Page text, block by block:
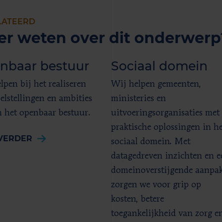
weten over dit
bestuur
bij het realiseren
en ambities
het openbaar bestuur.
Sociaal domein
Wij helpen gemeenten,
ministeries en
uitvoeringsorganisaties met
praktische oplossingen in
sociaal domein. Met
datagedreven inzichten en
domeinoverstijgende
zorgen we voor grip op
kosten, betere
toegankelijkheid van zorg